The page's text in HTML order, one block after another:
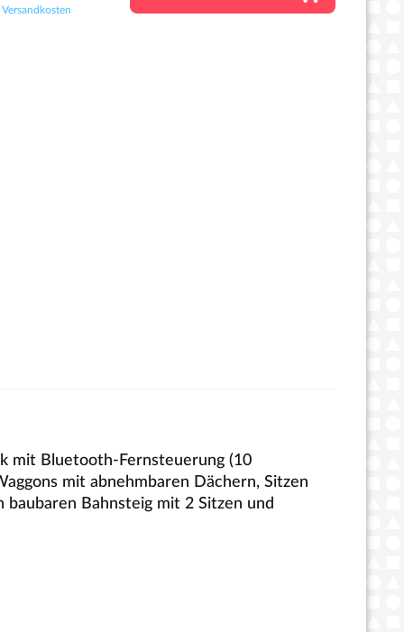
Versandkosten
mit Bluetooth-Fernsteuerung (10
mit abnehmbaren Dächern, Sitzen
Bahnsteig mit 2 Sitzen und